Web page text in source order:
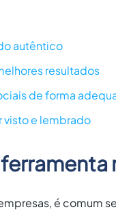
autêntico
resultados
de forma
visto e lembrado
é comum